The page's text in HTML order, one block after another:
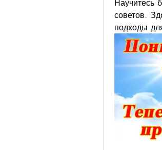
Научитесь
советов.
подходы